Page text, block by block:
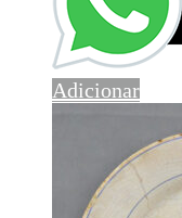
Adicionar